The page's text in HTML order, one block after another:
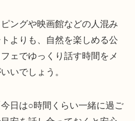
ングや映画館などの人混み
よりも、自然を楽しめる公
ェでゆっくり話す時間をメ
いでしょう。
日は○時間くらい一緒に過ご